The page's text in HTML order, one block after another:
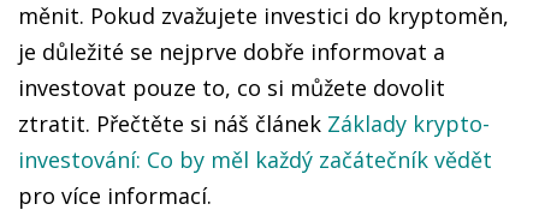
měnit. Pokud zvažujete investici do kryptoměn,
je důležité se nejprve dobře informovat a
investovat pouze to, co si můžete dovolit
ztratit. Přečtěte si náš článek Základy krypto-
investování: Co by měl každý začátečník vědět
pro více informací.